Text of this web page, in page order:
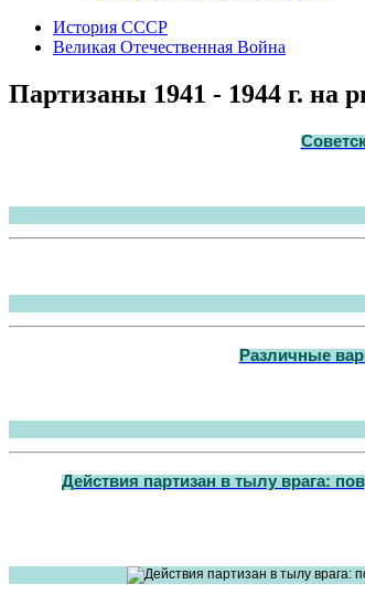
История СССР
Великая Отечественная Война
Партизаны 1941 - 1944 г. на
Различные
Действия партизан в тылу врага: